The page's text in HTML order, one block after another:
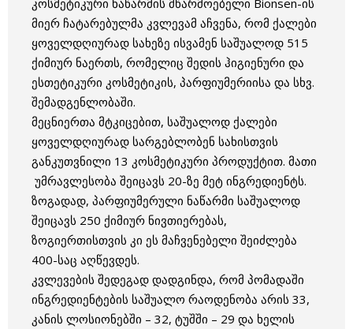
მიერ ჩატარებულმა კვლევამ აჩვენა, რომ ქალები
ყოველდღიურად სახეზე ისვამენ საშუალოდ 515
ქიმიურ ნაერთს, რომელიც შედის ჰიგიენური და
ესთეტიკური კოსმეტიკის, პარფიუმერიისა და სხვ.
შემადგენლობაში.
მეცნიერთა მტკიცებით, საშუალოდ ქალები
ყოველდღიურად სარგებლობენ სახისთვის
განკუთვნილი 13 კოსმეტიკური პროდუქტით. მათი
უმრავლესობა შეიცავს 20-ზე მეტ ინგრედიენტს.
ზოგადად, პარფიუმერული ნაწარმი საშუალოდ
შეიცავს 250 ქიმიურ ნივთიერებას,
ზოგიერთისთვის კი ეს მაჩვენებელი შეიძლება
400-საც აღწევდეს.
კვლევების შედეგად დადგინდა, რომ პომადაში
ინგრედიენტების საშუალო რაოდენობა არის 33,
კანის ლოსიონებში – 32, ტუშში – 29 და ხელის